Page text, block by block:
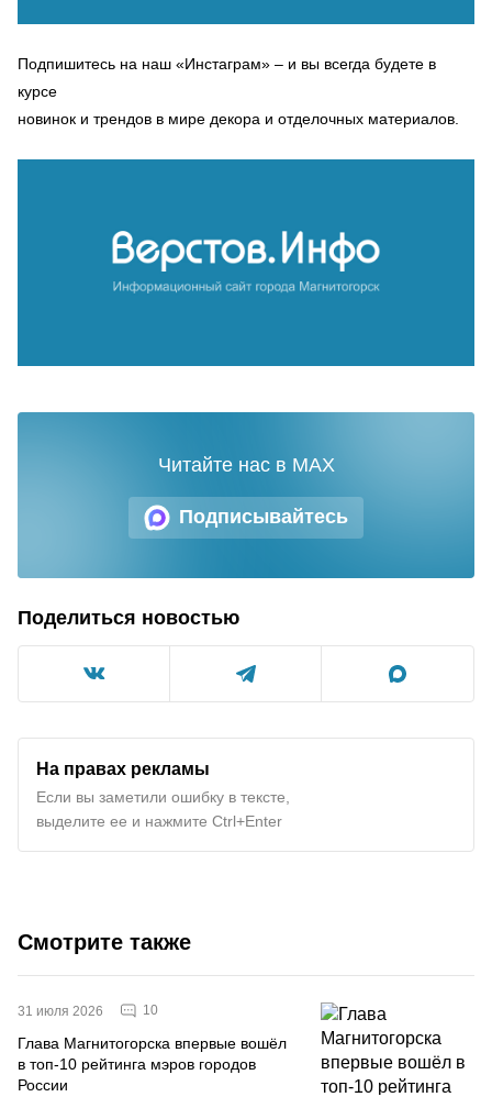
Подпишитесь на наш «Инстаграм» – и вы всегда будете в
курсе
новинок и трендов в мире декора и отделочных материалов.
Подписывайтесь
Читайте нас в MAX
Поделиться новостью
На правах рекламы
Если вы заметили ошибку в тексте,
выделите ее и нажмите Ctrl+Enter
Смотрите также
31 июля 2026 10
Глава Магнитогорска впервые вошёл
в топ-10 рейтинга мэров городов
России